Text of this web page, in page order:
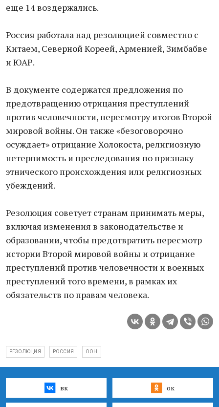
еще 14 воздержались.
Россия работала над резолюцией совместно с
Китаем, Северной Кореей, Арменией, Зимбабве
и ЮАР.
В документе содержатся предложения по
предотвращению отрицания преступлений
против человечности, пересмотру итогов Второй
мировой войны. Он также «безоговорочно
осуждает» отрицание Холокоста, религиозную
нетерпимость и преследования по признаку
этнического происхождения или религиозных
убеждений.
Резолюция советует странам принимать меры,
включая изменения в законодательстве и
образовании, чтобы предотвратить пересмотр
истории Второй мировой войны и отрицание
преступлений против человечности и военных
преступлений того времени, в рамках их
обязательств по правам человека.
РЕЗОЛЮЦИЯ РОССИЯ ООН
вк ок